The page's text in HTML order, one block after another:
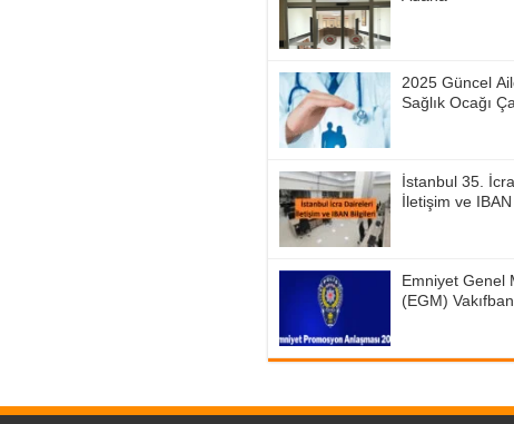
2025 Güncel
Sağlık Ocağı
İstanbul 35.
İletişim ve
Emniyet Genel
(EGM)